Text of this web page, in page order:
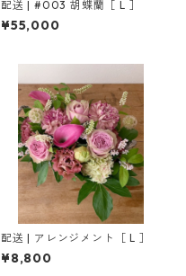
配送 | #003 胡蝶蘭［ L ］
¥55,000
配送 | アレンジメント［ L ］
¥8,800